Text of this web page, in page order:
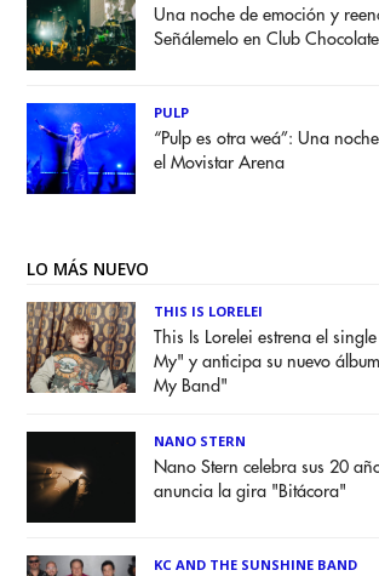
Una noche de emoción y
Señálemelo en Club Chocolate
PULP
“Pulp es otra weá”: Una
el Movistar Arena
LO MÁS NUEVO
THIS IS LORELEI
This Is Lorelei estrena el
My" y anticipa su nuevo
My Band"
NANO STERN
Nano Stern celebra sus 20
anuncia la gira "Bitácora"
KC AND THE SUNSHINE BAND